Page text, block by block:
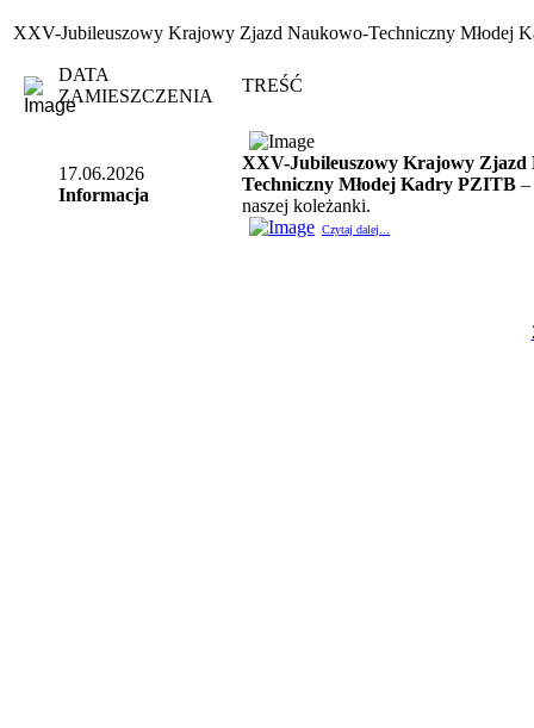
XXV-Jubileuszowy Krajowy Zjazd Naukowo-Techniczny Młodej
DATA
ZAMIESZCZENIA
TREŚĆ
17.06.2026
Informacja
XXV-Jubileuszowy Krajowy Zjazd
Techniczny Młodej Kadry PZITB –
naszej koleżanki.
Czytaj dalej...